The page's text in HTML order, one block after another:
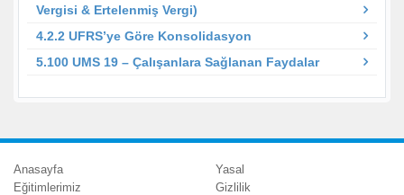
Vergisi & Ertelenmiş Vergi)
4.2.2 UFRS’ye Göre Konsolidasyon
5.100 UMS 19 – Çalışanlara Sağlanan Faydalar
Anasayfa
Eğitimlerimiz
Yasal
Gizlilik